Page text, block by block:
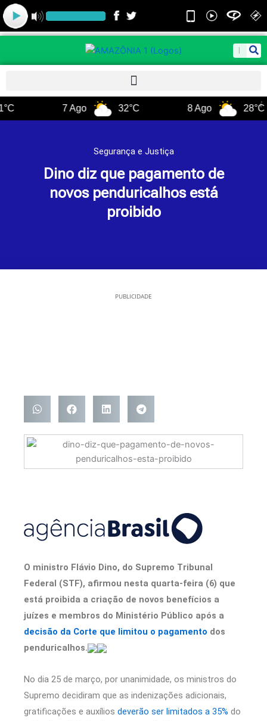
para
o
32°C 28°C
Segurança e Justiça
Dino diz que pagamento de
novos penduricalhos está
proibido
PUBLICIDADE
O ministro Flávio Dino, do Supremo Tribunal
Federal (STF), afirmou nesta quarta-feira (6) que
está proibida a criação de novos benefícios a
juízes e membros do Ministério Público após a
decisão da Corte que limitou o pagamento dos
penduricalhos.
No dia 25 de março, por unanimidade, os ministros do
Supremo decidiram que as indenizações adicionais,
gratificações e auxílios deverão ser limitados a 35% do